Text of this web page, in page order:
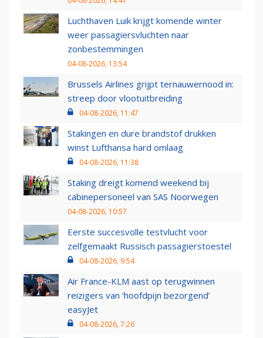
Luchthaven Luik krijgt komende winter
weer passagiersvluchten naar
zonbestemmingen
04-08-2026, 13:54
Brussels Airlines grijpt ternauwernood in:
streep door vlootuitbreiding
04-08-2026, 11:47
Stakingen en dure brandstof drukken
winst Lufthansa hard omlaag
04-08-2026, 11:38
Staking dreigt komend weekend bij
cabinepersoneel van SAS Noorwegen
04-08-2026, 10:57
Eerste succesvolle testvlucht voor
zelfgemaakt Russisch passagierstoestel
04-08-2026, 9:54
Air France-KLM aast op terugwinnen
reizigers van ‘hoofdpijn bezorgend’
easyJet
04-08-2026, 7:26